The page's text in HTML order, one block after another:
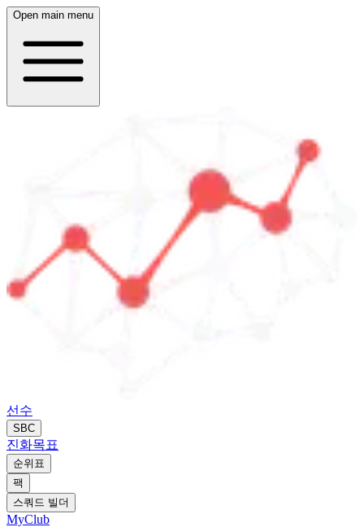
Open main menu
선수
SBC
진화목표
순위표
팩
스쿼드 빌더
MyClub